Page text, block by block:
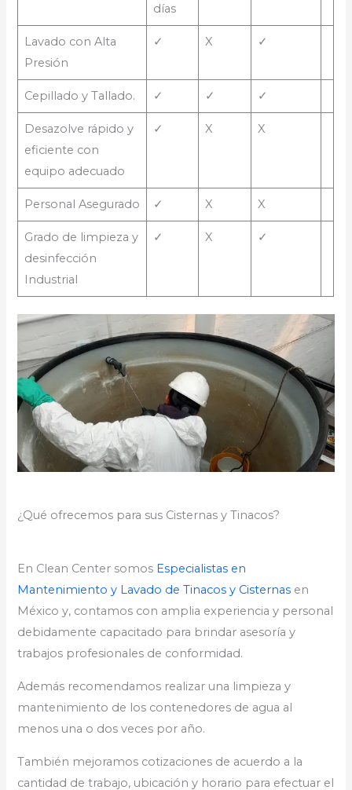
días
Lavado con Alta
Presión
✓ X ✓
Cepillado y Tallado. ✓ ✓ ✓
Desazolve rápido y
eficiente con
equipo adecuado
✓ X X
Personal Asegurado ✓ X X
Grado de limpieza y
desinfección
Industrial
✓ X ✓
¿Qué ofrecemos para sus Cisternas y Tinacos?
En Clean Center somos Especialistas en
Mantenimiento y Lavado de Tinacos y Cisternas en
México y, contamos con amplia experiencia y personal
debidamente capacitado para brindar asesoría y
trabajos profesionales de conformidad.
Además recomendamos realizar una limpieza y
mantenimiento de los contenedores de agua al
menos una o dos veces por año.
También mejoramos cotizaciones de acuerdo a la
cantidad de trabajo, ubicación y horario para efectuar el